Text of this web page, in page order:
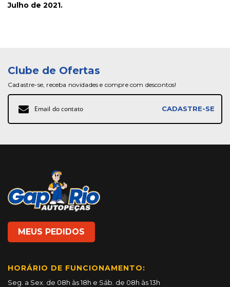
Julho de 2021.
Clube de Ofertas
Cadastre-se, receba novidades e compre com descontos!
Inscreva-
na
Newsletter:
CADASTRE-SE
MEUS PEDIDOS
HORÁRIO DE FUNCIONAMENTO:
Seg. a Sex. de 08h às 18h e Sáb. de 08h às 13h